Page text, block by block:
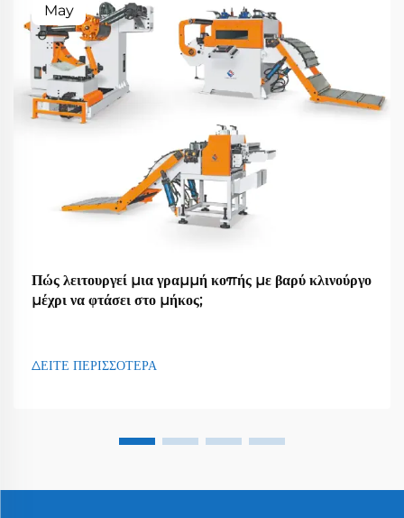
May
Πώς λειτουργεί μια γραμμή κοπής με βαρύ κλινούργο
μέχρι να φτάσει στο μήκος;
ΔΕΙΤΕ ΠΕΡΙΣΣΟΤΕΡΑ